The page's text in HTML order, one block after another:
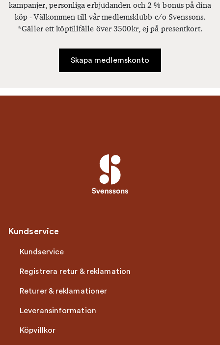
kampanjer, personliga erbjudanden och 2 % bonus på dina
köp - Välkommen till vår medlemsklubb c/o Svenssons.
*Gäller ett köptillfälle över 3500kr, ej på presentkort.
Skapa medlemskonto
Kundservice
Kundservice
Registrera retur & reklamation
Returer & reklamationer
Leveransinformation
Köpvillkor